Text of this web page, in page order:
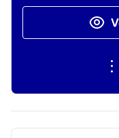
Actions